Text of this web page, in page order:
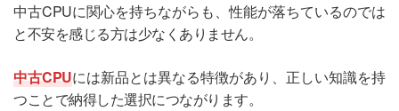
中古CPUに関心を持ちながらも、性能が落ちているのでは
と不安を感じる方は少なくありません。
中古CPUには新品とは異なる特徴があり、正しい知識を持
つことで納得した選択につながります。